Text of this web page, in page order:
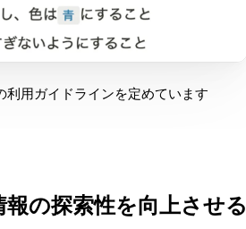
用ガイドラインを定めています。
の探索性を向上させる